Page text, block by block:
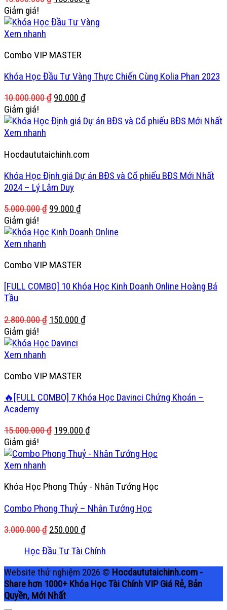
là:
tại
Giảm giá!
Xem nhanh
Combo VIP MASTER
Khóa Học Đầu Tư Vàng Thực Chiến Cùng Kolia Phan 2023
10.000.000₫ Giá
là:
90.000 ₫Giá
tại
Giảm giá!
Xem nhanh
Hocdaututaichinh.com
Khóa Học Định giá Dự án BĐS và Cổ phiếu BĐS Mới Nhất
2024 – Lý Lâm Duy
5.000.000₫ Giá
là:
99.000 ₫Giá
tại
Giảm giá!
Xem nhanh
Combo VIP MASTER
[FULL COMBO] 10 Khóa Học Kinh Doanh Online Hoàng Bá
Tầu
2.800.000₫ Giá
là:
150.000 ₫Giá
Giảm giá!
Xem nhanh
Combo VIP MASTER
🔥[FULL COMBO] 7 Khóa Học Davinci Chứng Khoán –
Academy
15.000.000₫ Giá
là:
199.000 ₫Giá
tại
Giảm giá!
Xem nhanh
Khóa Học Phong Thủy - Nhân Tướng Học
Combo Phong Thuỷ – Nhân Tướng Học
3.000.000₫ Giá
là:
3.000.000 ₫.
250.000 ₫Giá
tại
là:
250.000 ₫.
Học Đầu Tư Tài Chính
Website thử nghiệm 2026 © Hocdaututaichinh.com -
Share hơn 1000+ Khóa Học Tài Chính VIP Giá Rẻ, Bản
Quyền, Mới Nhất